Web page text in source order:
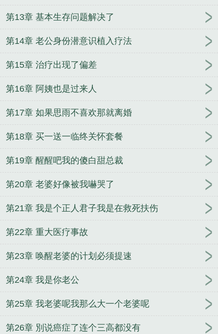
第13章 基本生存问题解决了
第14章 老公身份潜意识植入疗法
第15章 治疗出现了偏差
第16章 阿姨也是过来人
第17章 如果思雨不喜欢那就离婚
第18章 买一送一临终关怀套餐
第19章 醒醒吧我的傻白甜总裁
第20章 老婆好像被我嚇哭了
第21章 我是个正人君子我是在救死扶伤
第22章 重大医疗事故
第23章 唤醒老婆的计划必须提速
第24章 我是你老公
第25章 我老婆呢我那么大一个老婆呢
第26章 別说癌症了连个三高都没有